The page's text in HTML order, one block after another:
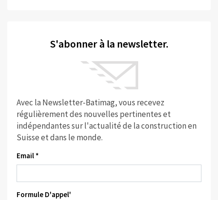
S'abonner à la newsletter.
Avec la Newsletter-Batimag, vous recevez
régulièrement des nouvelles pertinentes et
indépendantes sur l'actualité de la construction en
Suisse et dans le monde.
Email *
Formule D'appel'